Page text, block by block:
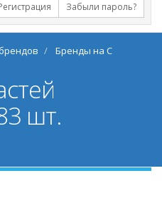
Забыли пароль?
Бренды на C
шт.